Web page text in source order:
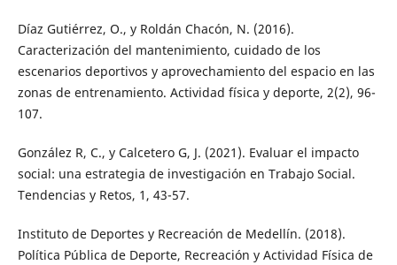
Díaz Gutiérrez, O., y Roldán Chacón, N. (2016).
Caracterización del mantenimiento, cuidado de los
escenarios deportivos y aprovechamiento del espacio en las
zonas de entrenamiento. Actividad física y deporte, 2(2), 96-
107.
González R, C., y Calcetero G, J. (2021). Evaluar el impacto
social: una estrategia de investigación en Trabajo Social.
Tendencias y Retos, 1, 43-57.
Instituto de Deportes y Recreación de Medellín. (2018).
Política Pública de Deporte, Recreación y Actividad Física de